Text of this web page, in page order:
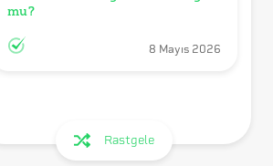
mu?
8 Mayıs 2026
Rastgele